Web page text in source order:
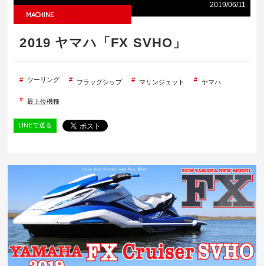
2019/06/11
MACHINE
2019 ヤマハ「FX SVHO」
ツーリング フラッグシップ マリンジェット ヤマハ
最上位機種
LINEで送る